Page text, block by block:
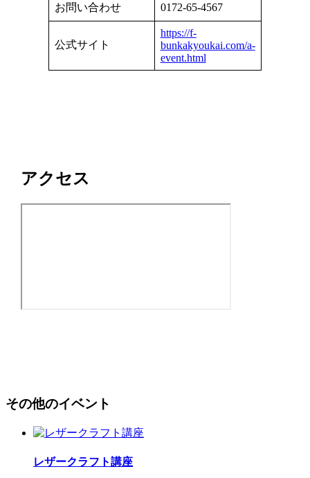
お問い合わせ 0172-65-4567
公式サイト
https://f-
bunkakyoukai.com/a-
event.html
アクセス
その他のイベント
レザークラフト講座